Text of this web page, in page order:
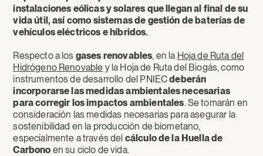
instalaciones eólicas y solares que llegan al final de su
vida útil, así como sistemas de gestión de baterías de
vehículos eléctricos e híbridos.
Respecto a los gases renovables, en la Hoja de Ruta del
Hidrógeno Renovable y la Hoja de Ruta del Biogás, como
instrumentos de desarrollo del PNIECdeberán
incorporarse las medidas ambientales necesarias
para corregir los impactos ambientales. Se tomarán en
consideración las medidas necesarias para asegurar la
sostenibilidad en la producción de biometano,
especialmente a través del cálculo de la Huella de
Carbono en su ciclo de vida.